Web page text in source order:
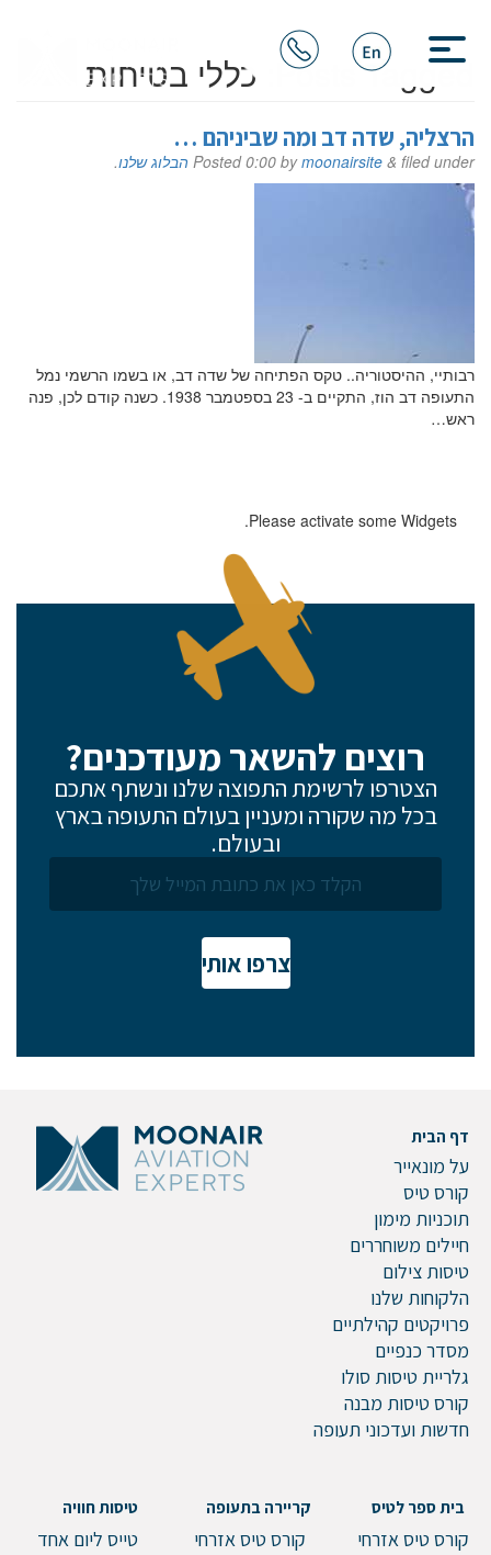
Posts Tagged: כללי בטיחות
הרצליה, שדה דב ומה שביניהם …
Posted0:00 bymoonairsite & filed under הבלוג שלנו.
רבותיי, ההיסטוריה.. טקס הפתיחה של שדה דב, או בשמו הרשמי נמל
התעופה דב הוז, התקיים ב- 23 בספטמבר 1938. כשנה קודם לכן, פנה
ראש…
Please activate some Widgets.
רוצים להשאר מעודכנים?
הצטרפו לרשימת התפוצה שלנו ונשתף אתכם
בכל מה שקורה ומעניין בעולם התעופה בארץ
ובעולם.
צרפו אותי
דף הבית
על מונאייר
קורס טיס
תוכניות מימון
חיילים משוחררים
טיסות צילום
הלקוחות שלנו
פרויקטים קהילתיים
מסדר כנפיים
גלריית טיסות סולו
קורס טיסות מבנה
חדשות ועדכוני תעופה
בית ספר לטיס
קורס טיס אזרחי
קריירה בתעופה
קורס טיס אזרחי
טיסות חוויה
טייס ליום אחד
סימן שאתם מעוניינים
נשמח לשוחח אתכם, לענות על כל שאלה
ולעזור לכם להגשים את החלומות שלכם בעולם התעופה.
השאירו לנו פרטים ונחזור אליכם.
שם פרטי
דוא"ל
טלפון